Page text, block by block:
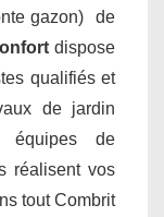
gazon) de
dispose
qualifiés et
de jardin
équipes de
réalisent vos
tout Combrit